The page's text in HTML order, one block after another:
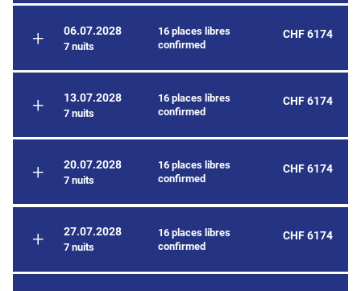
06.07.2028
7 nuits
16 places libres
confirmed
CHF 6174
13.07.2028
7 nuits
16 places libres
confirmed
CHF 6174
20.07.2028
7 nuits
16 places libres
confirmed
CHF 6174
27.07.2028
7 nuits
16 places libres
confirmed
CHF 6174